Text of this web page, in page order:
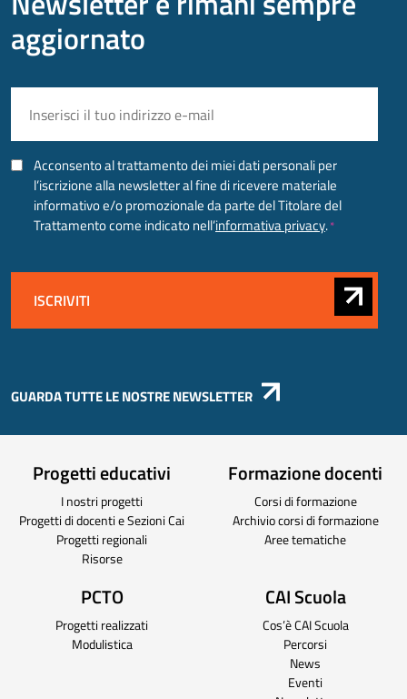
aggiornato
CONSENSO
Acconsento al trattamento dei miei dati personali per
l’iscrizione alla newsletter al fine di ricevere materiale
informativo e/o promozionale da parte del Titolare del
Trattamento come indicato nell’informativa privacy.*
GUARDA TUTTE LE NOSTRE NEWSLETTER
Progetti educativi
I nostri progetti
Progetti di docenti e Sezioni Cai
Progetti regionali
Risorse
Formazione docenti
Corsi di formazione
Archivio corsi di formazione
Aree tematiche
PCTO
Progetti realizzati
Modulistica
CAI Scuola
Cos’è CAI Scuola
Percorsi
News
Eventi